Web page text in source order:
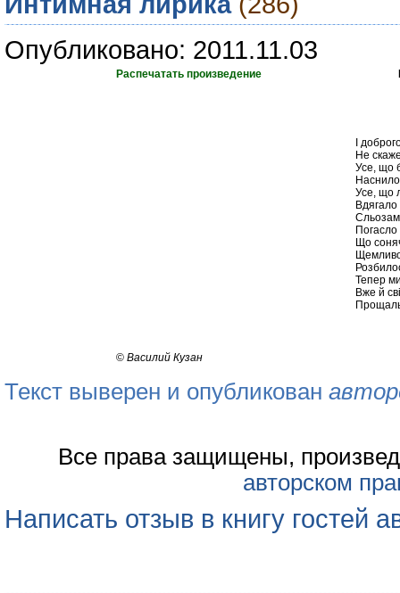
Опубликовано: 2011.11.03
Распечатать произведение
І
Не
Усе, що
Усе, що
Що
Тепер
Вже й
© Василий Кузан
Текст выверен и опубликован
Все права защищены,
авторском
Написать отзыв в книгу гостей